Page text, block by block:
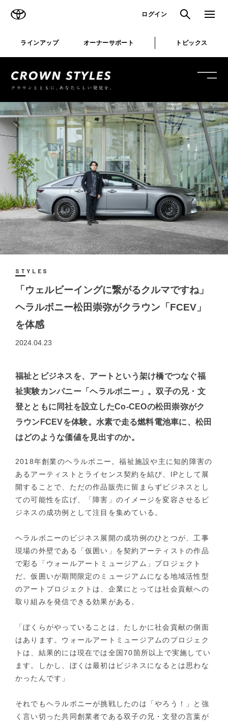
ログイン 検索 メニュ
ラインアップ オーナーサポート トピックス
STYLES
「ウェルビーイングに繋がるクルマですね」
ヘラルボニー松田崇弥がクラウン「FCEV」
を体感
2024.04.23
福祉とビジネスを、アートという架け橋でつなぐ福
祉実験カンパニー「ヘラルボニー」。双子の兄・文
登とともに同社を設立したCo-CEOの松田崇弥がク
ラウンFCEVを体験。水素で走る燃料電池車に、松田
はどのような価値を見出すのか。
2018年創業のヘラルボニー。福祉施設や主に知的障害の
あるアーティストとライセンス契約を結び、IPとして展
開することで、ただの作品販売に留まらずビジネスとし
ての可能性を広げ、「障害」のイメージを変容させるビ
ジネスの成功例として注目を集めている。
ヘラルボニーのビジネス展開の成功例のひとつが、工事
現場の外壁である「仮囲い」を契約アーティストの作品
で彩る「ウォールアートミュージアム」プロジェクト
だ。仮囲いが期間限定のミュージアムになる地域活性型
のアートプロジェクトは、企業にとっては社会貢献への
取り組みを発信できる効果がある。
「ぼくらがやっていることは、たしかに社会貢献の側面
はあります。ウォールアートミュージアムのプロジェク
トは、結果的には現在では全国70箇所以上で実施してい
ます。しかし、ぼくは最初はビジネスになるとは思わな
かったんです」
それでもヘラルボニーが挑戦したのは「やろう！」と強
く言い切った共同創業者である双子の兄・文登の言葉が